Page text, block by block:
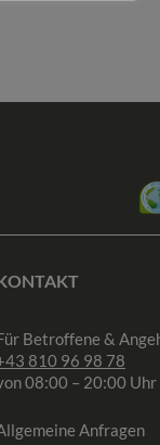
Betroffene &
810 96 98 78
08:00 – 20:00 Uhr
Anfragen